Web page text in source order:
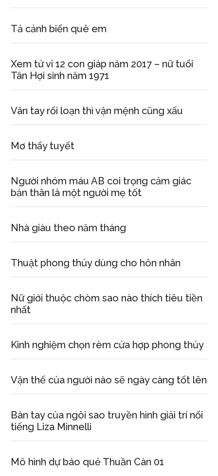
Tả cảnh biển quê em
Xem tử vi 12 con giáp năm 2017 – nữ tuổi
Tân Hợi sinh năm 1971
Vân tay rối loạn thì vận mệnh cũng xấu
Mơ thấy tuyết
Người nhóm máu AB coi trọng cảm giác
bản thân là một người mẹ tốt
Nhà giàu theo năm tháng
Thuật phong thủy dùng cho hôn nhân
Nữ giới thuộc chòm sao nào thích tiêu tiền
nhất
Kinh nghiệm chọn rèm cửa hợp phong thủy
Vận thế của người nào sẽ ngày càng tốt lên
Bàn tay của ngôi sao truyền hình giải trí nổi
tiếng Liza Minnelli
Mô hình dự báo quẻ Thuần Càn 01